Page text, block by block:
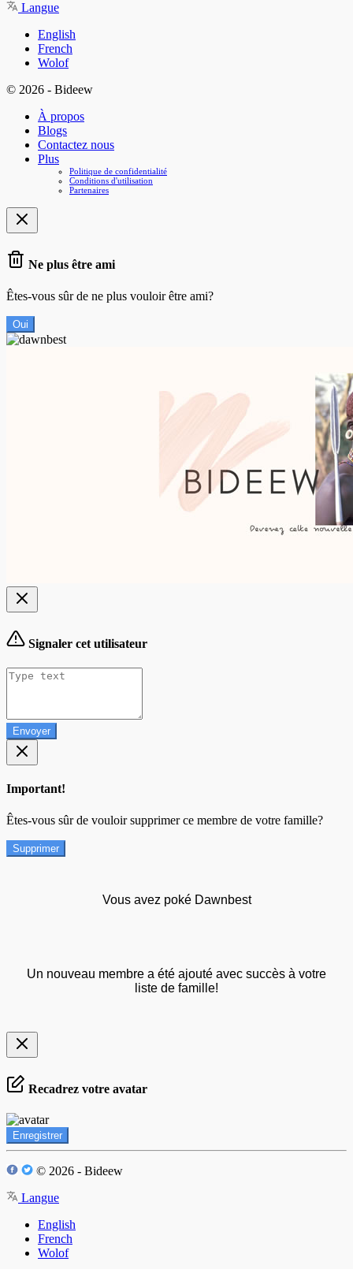
Langue
English
French
Wolof
© 2026 - Bideew
À propos
Blogs
Contactez nous
Plus
Politique de confidentialité
Conditions d'utilisation
Partenaires
Ne plus être ami
Êtes-vous sûr de ne plus vouloir être ami?
Oui
Signaler cet utilisateur
Envoyer
Important!
Êtes-vous sûr de vouloir supprimer ce membre de votre famille?
Supprimer
Vous avez poké Dawnbest
Un nouveau membre a été ajouté avec succès à votre
liste de famille!
Recadrez votre avatar
Enregistrer
© 2026 - Bideew
Langue
English
French
Wolof